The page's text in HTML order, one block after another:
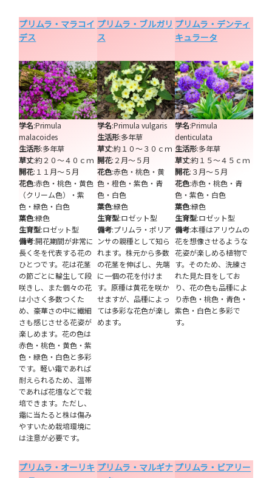
プリムラ・マラコイ
デス
学名:Primula
malacoides
生活形:多年草
草丈:約２０～４０ｃｍ
開花:１１月～５月
花色:赤色・桃色・黄色
（クリーム色）・紫
色・緑色・白色
葉色:緑色
生育型:ロゼット型
備考:開花期間が非常に
長く冬を代表する花の
ひとつです。花は花茎
の節ごとに輪生して段
咲きし、また個々の花
は小さく多数つくた
め、豪華さの中に繊細
さも感じさせる花姿が
楽しめます。花の色は
赤色・桃色・黄色・紫
色・緑色・白色と多彩
です。軽い霜であれば
耐えられるため、温帯
であれば花壇などで栽
培できます。ただし、
霜に当たると株は傷み
やすいため栽培環境に
は注意が必要です。
プリムラ・ブルガリ
ス
学名:Primula vulgaris
生活形:多年草
草丈:約１０～３０ｃｍ
開花:２月～５月
花色:赤色・桃色・黄
色・橙色・紫色・青
色・白色
葉色:緑色
生育型:ロゼット型
備考:プリムラ・ポリア
ンサの親種として知ら
れます。株元から多数
の花茎を伸ばし、先端
に一個の花を付けま
す。原種は黄花を咲か
せますが、品種によっ
ては多彩な花色が楽し
めます。
プリムラ・デンティ
キュラータ
学名:Primula
denticulata
生活形:多年草
草丈:約１５～４５ｃｍ
開花:３月～５月
花色:赤色・桃色・青
色・紫色・白色
葉色:緑色
生育型:ロゼット型
備考:本種はアリウムの
花を想像させるような
花姿が楽しめる植物で
す。そのため、洗練さ
れた見た目をしてお
り、花の色も品種によ
り赤色・桃色・青色・
紫色・白色と多彩で
す。
プリムラ・オーリキ プリムラ・マルギナ プリムラ・ビアリー